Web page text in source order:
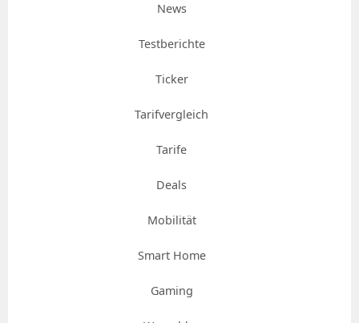
News
Testberichte
Ticker
Tarifvergleich
Tarife
Deals
Mobilität
Smart Home
Gaming